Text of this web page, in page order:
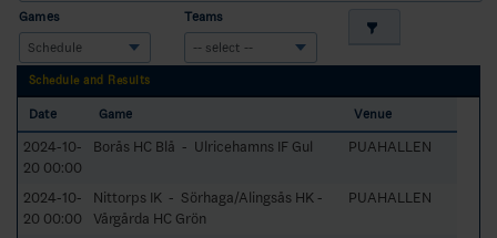
Games Teams
Schedule and Results
Date Game Venue
2024-10-
20 00:00
Borås HC Blå - Ulricehamns IF Gul PUAHALLEN
2024-10-
20 00:00
Nittorps IK - Sörhaga/Alingsås HK -
Vårgårda HC Grön
PUAHALLEN